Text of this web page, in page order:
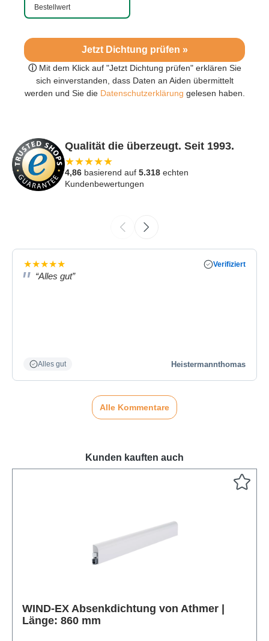
Jetzt Dichtung prüfen »
ⓘ Mit dem Klick auf "Jetzt Dichtung prüfen" erklären Sie
sich einverstanden, dass Daten an Aiden übermittelt
werden und Sie dieDatenschutzerklärung gelesen haben.
Bestellwert
Qualität die überzeugt. Seit 1993.
★★★★★
4,86 basierend auf 5.318 echten
Kundenbewertungen
★★★★★ Verifiziert
“Alles gut”
Alles gut Heistermannthomas
Alle Kommentare
Kunden kauften auch
WIND-EX Absenkdichtung von Athmer |
Länge: 860 mm